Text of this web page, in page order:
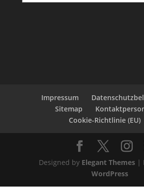
Impressum
Sitemap
Cookie-Richtlinie (EU)
Designed by Elegant Themes|
WordPress